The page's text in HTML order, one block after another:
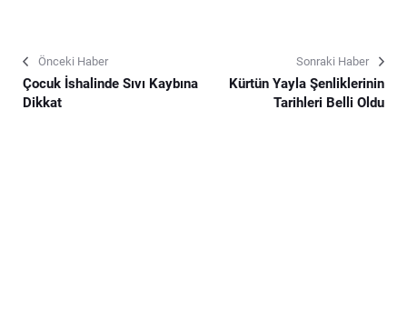
Önceki Haber
Çocuk İshalinde Sıvı Kaybına
Dikkat
Sonraki Haber
Kürtün Yayla Şenliklerinin
Tarihleri Belli Oldu